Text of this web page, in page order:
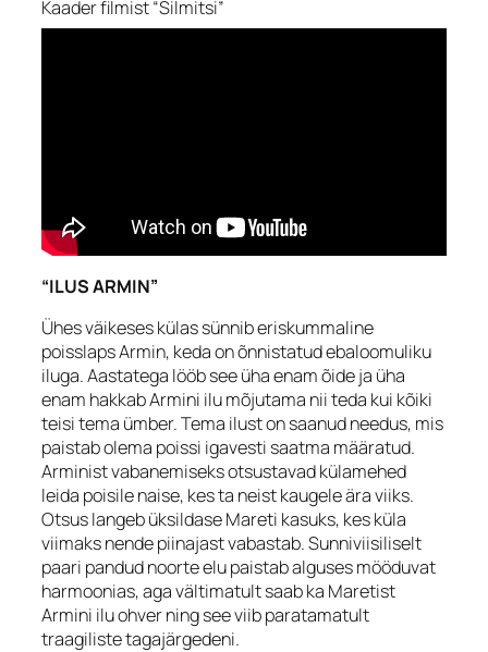
Kaader filmist “Silmitsi”
“ILUS ARMIN”
Ühes väikeses külas sünnib eriskummaline
poisslaps Armin, keda on õnnistatud ebaloomuliku
iluga. Aastatega lööb see üha enam õide ja üha
enam hakkab Armini ilu mõjutama nii teda kui kõiki
teisi tema ümber. Tema ilust on saanud needus, mis
paistab olema poissi igavesti saatma määratud.
Arminist vabanemiseks otsustavad külamehed
leida poisile naise, kes ta neist kaugele ära viiks.
Otsus langeb üksildase Mareti kasuks, kes küla
viimaks nende piinajast vabastab. Sunniviisiliselt
paari pandud noorte elu paistab alguses mööduvat
harmoonias, aga vältimatult saab ka Maretist
Armini ilu ohver ning see viib paratamatult
traagiliste tagajärgedeni.